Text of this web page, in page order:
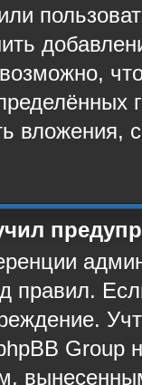
вложения,
правил.
Group